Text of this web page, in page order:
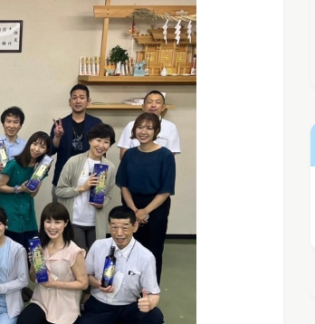
正しい知識でデトックスを学ぶ、ファスティングマ
イスター検定